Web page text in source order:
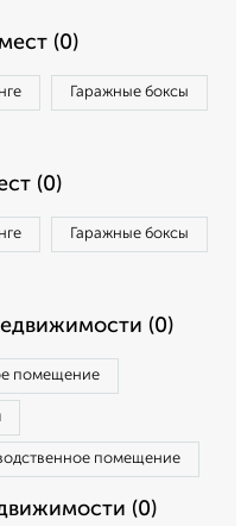
(0)
Гаражные боксы
(0)
Гаражные боксы
(0)
помещение
помещение
(0)